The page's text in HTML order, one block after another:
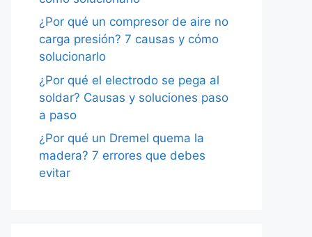
¿Por qué un compresor de aire no
carga presión? 7 causas y cómo
solucionarlo
¿Por qué el electrodo se pega al
soldar? Causas y soluciones paso
a paso
¿Por qué un Dremel quema la
madera? 7 errores que debes
evitar